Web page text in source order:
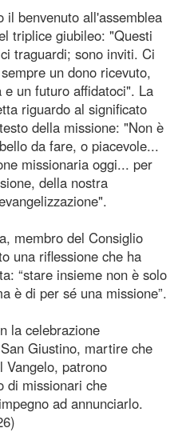
il benvenuto all'assemblea
triplice giubileo: "Questi
traguardi; sono inviti. Ci
un dono ricevuto,
e un futuro affidatoci". La
riguardo al significato
della missione: "Non è
da fare, o piacevole...
missionaria oggi... per
della nostra
membro del Consiglio
una riflessione che ha
“stare insieme non è solo
è di per sé una missione”.
la celebrazione
Giustino, martire che
Vangelo, patrono
di missionari che
ad annunciarlo.